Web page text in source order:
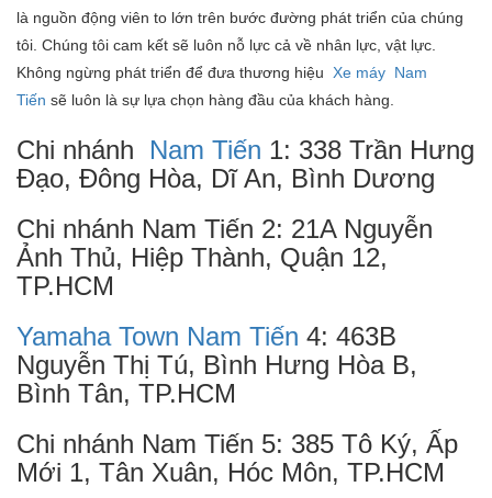
là nguồn động viên to lớn trên bước đường phát triển của chúng
tôi. Chúng tôi cam kết sẽ luôn nỗ lực cả về nhân lực, vật lực.
Không ngừng phát triển để đưa thương hiệu Xe máy Nam
Tiến sẽ luôn là sự lựa chọn hàng đầu của khách hàng.
Chi nhánh Nam Tiến 1: 338 Trần Hưng
Đạo, Đông Hòa, Dĩ An, Bình Dương
Chi nhánh Nam Tiến 2: 21A Nguyễn
Ảnh Thủ, Hiệp Thành, Quận 12,
TP.HCM
Yamaha Town Nam Tiến 4: 463B
Nguyễn Thị Tú, Bình Hưng Hòa B,
Bình Tân, TP.HCM
Chi nhánh Nam Tiến 5: 385 Tô Ký, Ấp
Mới 1, Tân Xuân, Hóc Môn, TP.HCM